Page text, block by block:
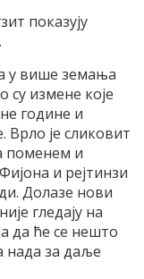
показују
у више земања
су измене које
године и
Врло је сликовит
поменем и
и рејтинзи
Долазе нови
гледају на
да ће се нешто
нада за даље